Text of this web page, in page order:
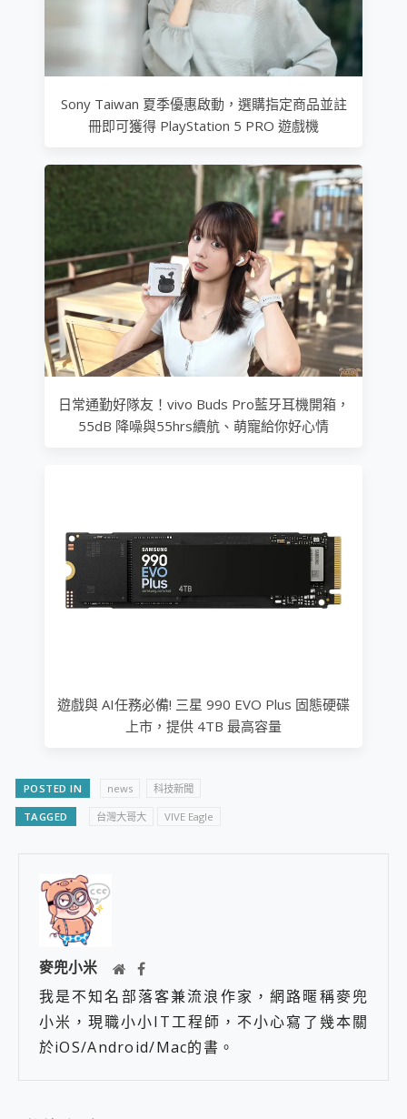
Sony Taiwan 夏季優惠啟動，選購指定商品並註
冊即可獲得 PlayStation 5 PRO 遊戲機
日常通勤好隊友！vivo Buds Pro藍牙耳機開箱，
55dB 降噪與55hrs續航、萌寵給你好心情
遊戲與 AI任務必備! 三星 990 EVO Plus 固態硬碟
上市，提供 4TB 最高容量
POSTED IN news 科技新聞
TAGGED 台灣大哥大 VIVE Eagle
麥兜小米
我是不知名部落客兼流浪作家，網路暱稱麥兜
小米，現職小小IT工程師，不小心寫了幾本關
於iOS/Android/Mac的書。